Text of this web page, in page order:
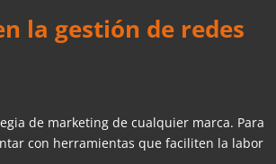
la gestión de redes
de marketing de cualquier marca. Para
con herramientas que faciliten la labor